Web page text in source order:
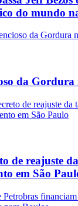
do mundo
da Gordura
de reajuste
em São